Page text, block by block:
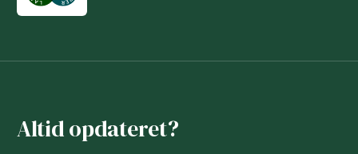
Altid opdateret?